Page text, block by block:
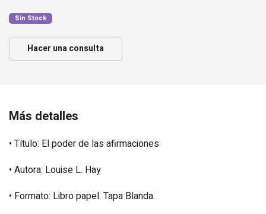
Sin Stock
Hacer una consulta
Más detalles
• Título: El poder de las afirmaciones
• Autora: Louise L. Hay
• Formato: Libro papel. Tapa Blanda.